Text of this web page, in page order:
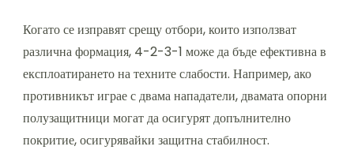
Когато се изправят срещу отбори, които използват
различна формация, 4-2-3-1 може да бъде ефективна в
експлоатирането на техните слабости. Например, ако
противникът играе с двама нападатели, двамата опорни
полузащитници могат да осигурят допълнително
покритие, осигурявайки защитна стабилност.